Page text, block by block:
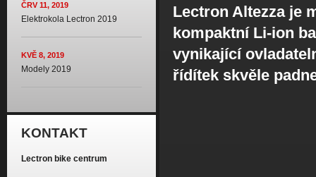
ČRV 11, 2019
Elektrokola Lectron 2019
KVĚ 8, 2019
Modely 2019
KONTAKT
Lectron bike centrum
Lectron Altezza je
kompaktní Li-ion
vynikající
řídítek skvěle